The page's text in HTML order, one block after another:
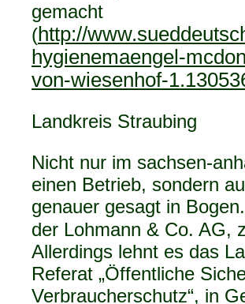
gemacht
(http://
hygienemaengel-
von-wiesenhof-
Landkreis Straubing
Nicht nur im sachsen-
einen Betrieb, sondern
genauer gesagt in
der Lohmann & Co. AG,
Allerdings lehnt es das
Referat „Öffentliche
Verbraucherschutz“, in